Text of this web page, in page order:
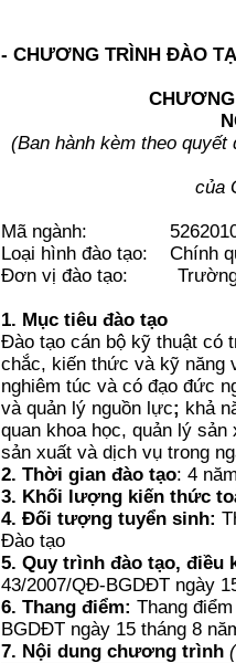
- CHƯƠNG TRÌNH ĐÀO
(Ban hành kèm theo
của
Mã ngành:
Loại hình đào tạo: Chính
Đơn vị đào tạo: Trường
1. Mục tiêu đào tạo
Đào tạo cán bộ kỹ thuật có
chắc, kiến thức và kỹ năng
nghiêm túc và có đạo đức
và quản lý nguồn lực; khả
quan khoa học, quản lý
sản xuất và dịch vụ trong
2. Thời gian đào tạo: 4
3. Khối lượng kiến thức
4. Đối tượng tuyển sinh:
Đào tạo
5. Quy trình đào tạo, điều
43/2007/QĐ-BGDĐT ngày
6. Thang điểm: Thang
BGDĐT ngày 15 tháng 8
7. Nội dung chương trình